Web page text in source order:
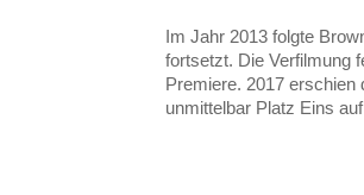
Im Jahr 2013 folgte
fortsetzt. Die Verfilmung
Premiere. 2017 erschien
unmittelbar Platz Eins